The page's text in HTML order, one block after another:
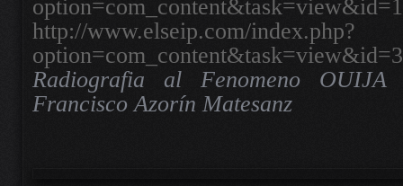
http://www.elseip.com/index.php?
Radiografia al Fenomeno
Francisco Azorín Matesanz